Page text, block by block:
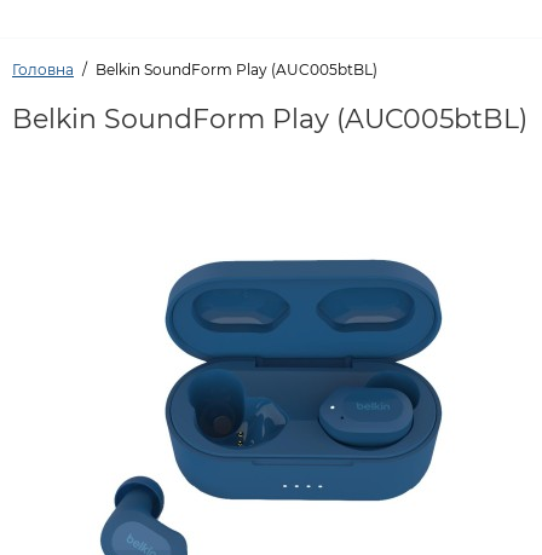
Головна Belkin SoundForm Play (AUC005btBL)
Belkin SoundForm Play (AUC005btBL)